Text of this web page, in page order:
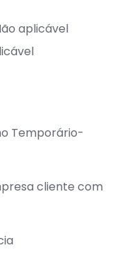
aplicável
Temporário-
cliente com